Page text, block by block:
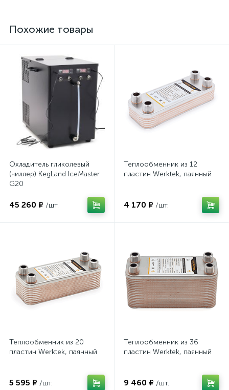
Похожие товары
Охладитель гликолевый
(чиллер) KegLand IceMaster
G20
45 260 ₽ /шт.
Теплообменник из 12
пластин Werktek, паянный
4 170 ₽ /шт.
Теплообменник из 20
пластин Werktek, паянный
5 595 ₽ /шт.
Теплообменник из 36
пластин Werktek, паянный
9 460 ₽ /шт.